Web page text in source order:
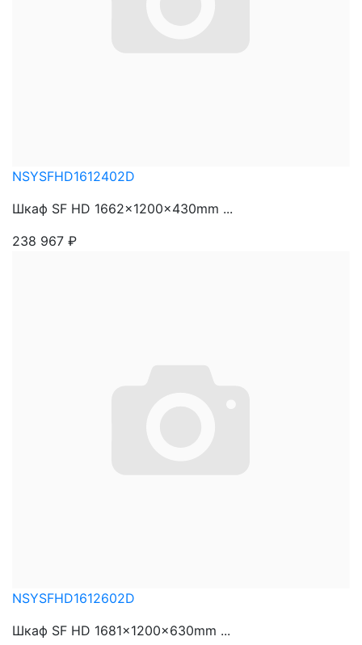
NSYSFHD1612402D
Шкаф SF HD 1662x1200x430mm ...
238 967 ₽
NSYSFHD1612602D
Шкаф SF HD 1681x1200x630mm ...